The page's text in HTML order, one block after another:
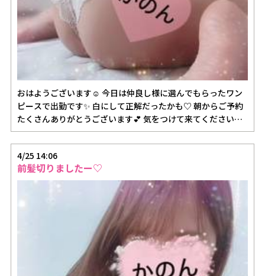
おはようございます☺️ 今日は仲良し様に選んでもらったワン
ピースで出勤です✨ 白にして正解だったかも♡ 朝からご予約
たくさんありがとうございます💕 気をつけて来てください…
4/25 14:06
前髪切りましたー♡